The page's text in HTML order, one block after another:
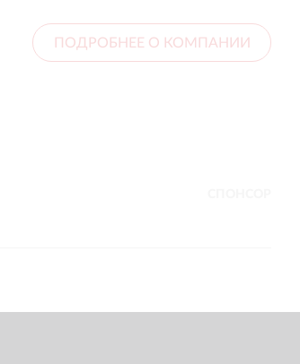
ПОДРОБНЕЕ О КОМПАНИИ